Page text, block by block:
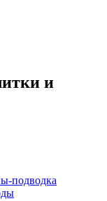
и
подводка